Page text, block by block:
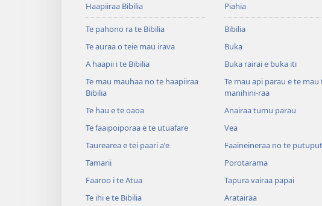
Haapiiraa Bibilia
Te pahono ra te Bibilia
Te auraa o teie mau irava
A haapii i te Bibilia
Te mau mauhaa no te haapiiraa
Bibilia
Te hau e te oaoa
Te faaipoiporaa e te utuafare
Taurearea e tei paari aˈe
Tamarii
Faaroo i te Atua
Te ihi e te Bibilia
Piahia
Bibilia
Buka
Buka rairai e buka iti
Te mau api parau e te
manihini-raa
Anairaa tumu parau
Vea
Faaineineraa no te
Porotarama
Tapura vairaa papai
Aratairaa